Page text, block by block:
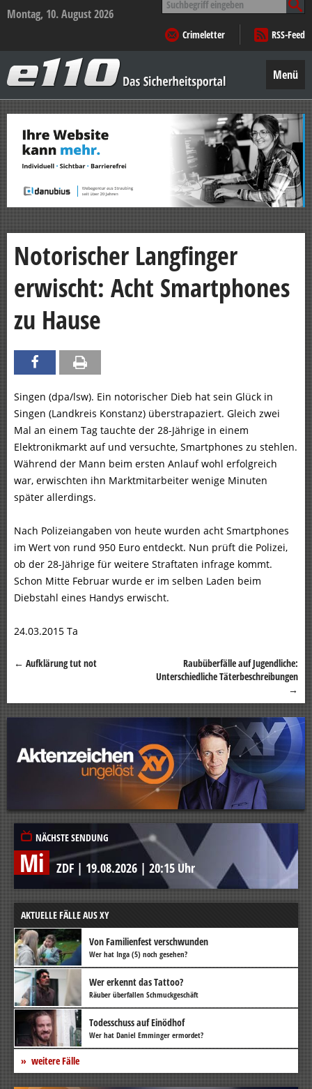
Montag, 10. August 2026
nach:
Crimeletter
RSS-Feed
–
Das
Sicherheitsportal
Menü
Zum
Inhalt
springen
Notorischer Langfinger
erwischt: Acht Smartphones
zu Hause
Singen (dpa/lsw). Ein notorischer Dieb hat sein Glück in
Singen (Landkreis Konstanz) überstrapaziert. Gleich zwei
Mal an einem Tag tauchte der 28-Jährige in einem
Elektronikmarkt auf und versuchte, Smartphones zu stehlen.
Während der Mann beim ersten Anlauf wohl erfolgreich
war, erwischten ihn Marktmitarbeiter wenige Minuten
später allerdings.
Nach Polizeiangaben von heute wurden acht Smartphones
im Wert von rund 950 Euro entdeckt. Nun prüft die Polizei,
ob der 28-Jährige für weitere Straftaten infrage kommt.
Schon Mitte Februar wurde er im selben Laden beim
Diebstahl eines Handys erwischt.
24.03.2015 Ta
Beitragsnavigation
← Aufklärung tut not
Raubüberfälle auf Jugendliche:
Unterschiedliche Täterbeschreibungen
→
NÄCHSTE SENDUNG
Mi ZDF | 19.08.2026 | 20:15 Uhr
AKTUELLE FÄLLE AUS XY
Von Familienfest verschwunden
Wer hat Inga (5) noch gesehen?
Wer erkennt das Tattoo?
Räuber überfallen Schmuckgeschäft
Todesschuss auf Einödhof
Wer hat Daniel Emminger ermordet?
weitere Fälle